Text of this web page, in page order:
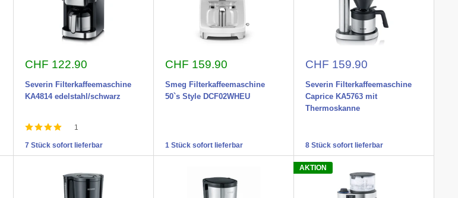
Aktionspreis
CHF 122.90
Severin Filterkaffeemaschine
KA4814 edelstahl/schwarz
1
7 Stück sofort lieferbar
Aktionspreis
CHF 159.90
Smeg Filterkaffeemaschine
50`s Style DCF02WHEU
1 Stück sofort lieferbar
Aktionspreis
CHF 159.90
Severin Filterkaffeemaschine
Caprice KA5763 mit
Thermoskanne
8 Stück sofort lieferbar
AKTION